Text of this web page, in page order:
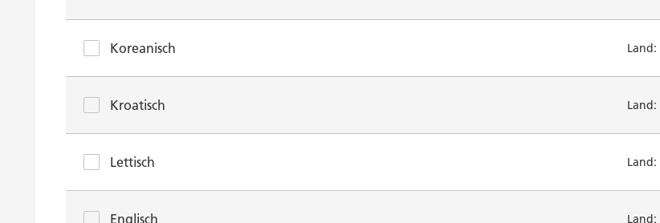
Koreanisch Land:
Kroatisch Land:
Lettisch Land:
Englisch Land: